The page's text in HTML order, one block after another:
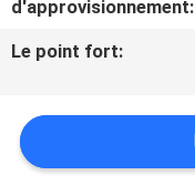
QUALITÉ
CONTACT
d'approvisionnement:
Le point fort: